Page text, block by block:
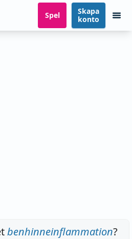
Spel
Skapa
konto
benhinneinflammation?